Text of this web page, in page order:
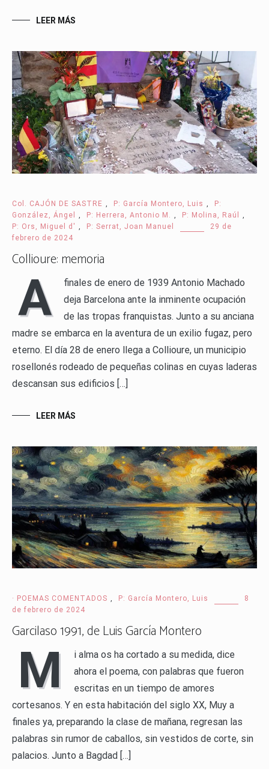
LEER MÁS
Col. CAJÓN DE SASTRE P: García Montero, Luis
P:
González, Ángel
P: Herrera, Antonio M. P: Molina, Raúl
P: Ors, Miguel d'
P: Serrat, Joan Manuel
29 de
febrero de 2024
Collioure: memoria
A
finales de enero de 1939 Antonio Machado
deja Barcelona ante la inminente ocupación
de las tropas franquistas. Junto a su anciana
madre se embarca en la aventura de un exilio fugaz, pero
eterno. El día 28 de enero llega a Collioure, un municipio
rosellonés rodeado de pequeñas colinas en cuyas laderas
descansan sus edificios […]
LEER MÁS
· POEMAS COMENTADOS , P: García Montero, Luis
8
de febrero de 2024
Garcilaso 1991, de Luis García Montero
M
i alma os ha cortado a su medida, dice
ahora el poema, con palabras que fueron
escritas en un tiempo de amores
cortesanos. Y en esta habitación del siglo XX, Muy a
finales ya, preparando la clase de mañana, regresan las
palabras sin rumor de caballos, sin vestidos de corte, sin
palacios. Junto a Bagdad […]